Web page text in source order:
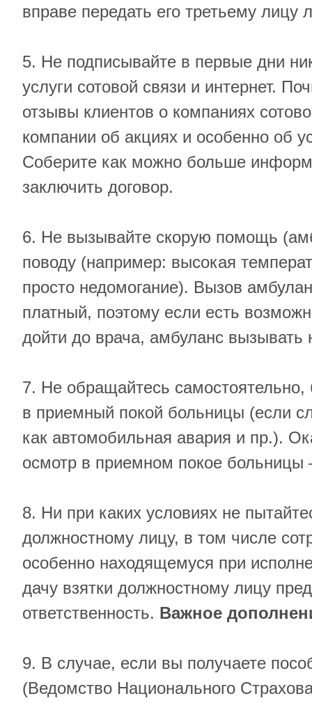
вправе передать его третьему лицу
5. Не подписывайте в первые дни
услуги сотовой связи и интернет.
отзывы клиентов о компаниях
компании об акциях и особенно об
Соберите как можно больше
заключить договор.
6. Не вызывайте скорую помощь
поводу (например: высокая
просто недомогание). Вызов
платный, поэтому если есть
дойти до врача, амбуланс вызывать
7. Не обращайтесь самостоятельно,
в приемный покой больницы (если
как автомобильная авария и пр.).
осмотр в приемном покое больницы
8. Ни при каких условиях не
должностному лицу, в том числе
особенно находящемуся при
дачу взятки должностному лицу
ответственность. Важное
9. В случае, если вы получаете
(Ведомство Национального